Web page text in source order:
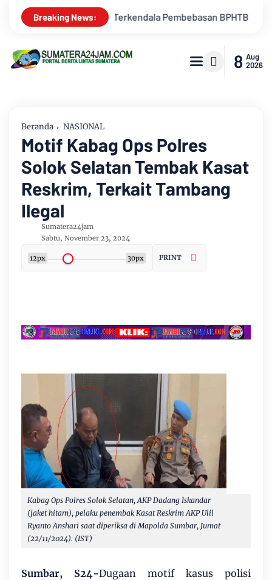
Breaking News:
di Sebagian Lahan Kemarau Memuncak, Debit
8 Aug
2026
Beranda NASIONAL
Motif Kabag Ops Polres
Solok Selatan Tembak Kasat
Reskrim, Terkait Tambang
Ilegal
Sumatera24jam
Sabtu, November 23, 2024
12px 30px PRINT
Kabag Ops Polres Solok Selatan, AKP Dadang Iskandar
(jaket hitam), pelaku penembak Kasat Reskrim AKP Ulil
Ryanto Anshari saat diperiksa di Mapolda Sumbar, Jumat
(22/11/2024). (IST)
Sumbar, S24-Dugaan motif kasus polisi